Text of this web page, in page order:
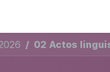
02 Actos